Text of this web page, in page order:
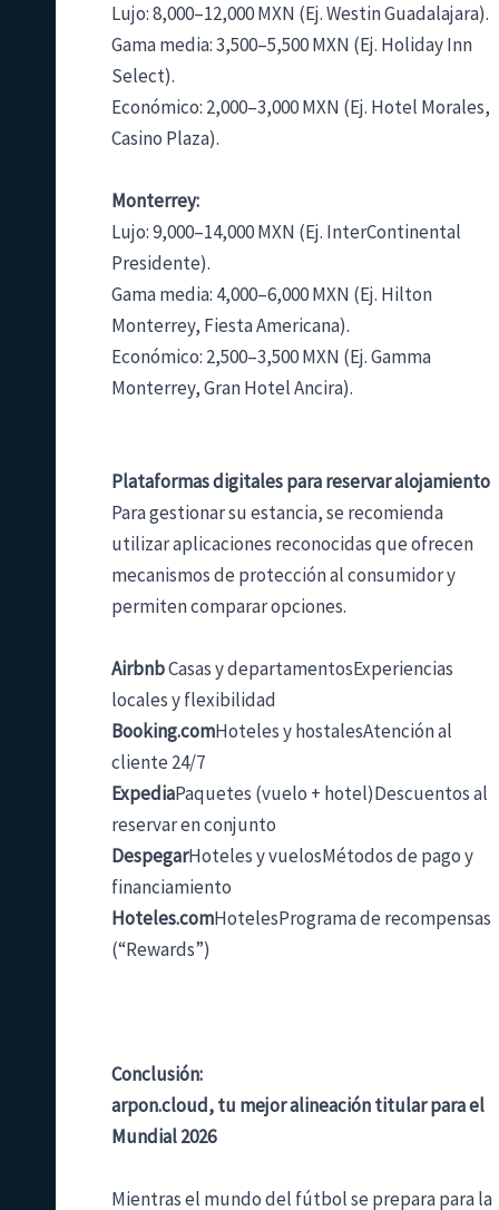
Lujo: 8,000–12,000 MXN (Ej. Westin Guadalajara).
Gama media: 3,500–5,500 MXN (Ej. Holiday Inn
Select).
Económico: 2,000–3,000 MXN (Ej. Hotel Morales,
Casino Plaza).
Monterrey:
Lujo: 9,000–14,000 MXN (Ej. InterContinental
Presidente).
Gama media: 4,000–6,000 MXN (Ej. Hilton
Monterrey, Fiesta Americana).
Económico: 2,500–3,500 MXN (Ej. Gamma
Monterrey, Gran Hotel Ancira).
Plataformas digitales para reservar alojamiento
Para gestionar su estancia, se recomienda
utilizar aplicaciones reconocidas que ofrecen
mecanismos de protección al consumidor y
permiten comparar opciones.
AirbnbCasas y departamentosExperiencias
locales y flexibilidad
Booking.comHoteles y hostalesAtención al
cliente 24/7
ExpediaPaquetes (vuelo + hotel)Descuentos al
reservar en conjunto
DespegarHoteles y vuelosMétodos de pago y
financiamiento
Hoteles.comHotelesPrograma de recompensas
(“Rewards”)
Conclusión:
arpon.cloud, tu mejor alineación titular para el
Mundial 2026
Mientras el mundo del fútbol se prepara para la